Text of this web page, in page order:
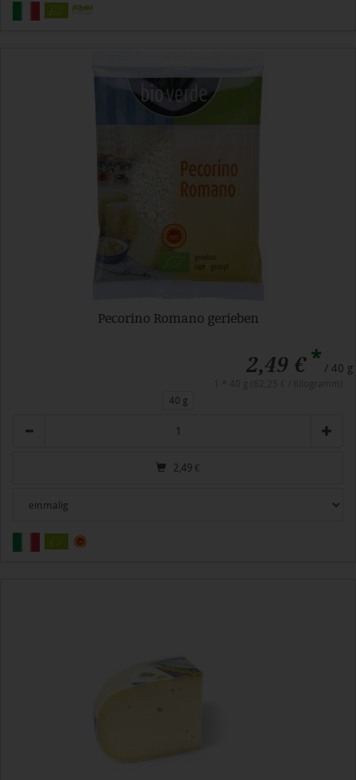
Pecorino Romano gerieben
2,49 €* / 40 g
40 g
2,49 €